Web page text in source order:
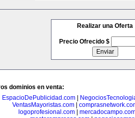
Realizar una Oferta
Precio Ofrecido $
dominios en venta:
EspacioDePublicidad.com|
VentasMayoristas.com|
logoprofesional.com